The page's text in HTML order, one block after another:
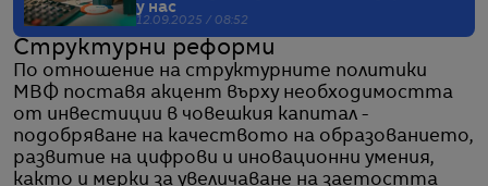
у нас
12.09.2025 / 08:52
Структурни реформи
По отношение на структурните политики
МВФ поставя акцент върху необходимостта
от инвестиции в човешкия капитал -
подобряване на качеството на образованието,
развитие на цифрови и иновационни умения,
както и мерки за увеличаване на заетостта